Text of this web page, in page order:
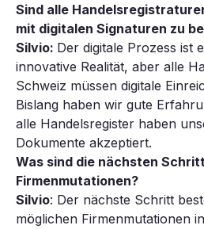
Sind alle
mit digitalen Signaturen zu
Silvio: Der digitale Prozess ist
innovative Realität, aber alle
Schweiz müssen digitale
Bislang haben wir gute
alle Handelsregister haben
Dokumente akzeptiert.
Was sind die nächsten
Firmenmutationen?
Silvio: Der nächste Schritt
möglichen Firmenmutationen